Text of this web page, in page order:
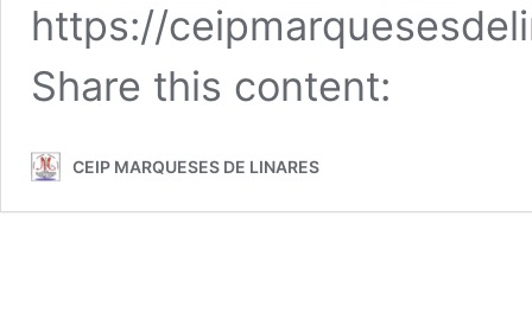
https://
Share this content:
CEIP MARQUESES DE LINARES